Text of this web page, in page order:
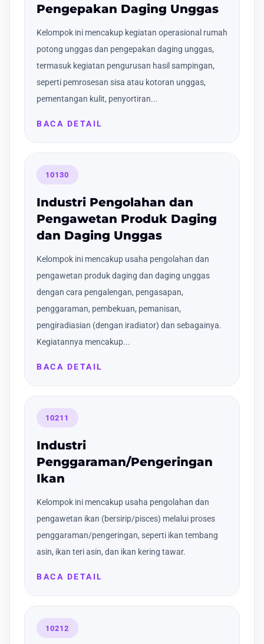
Pengepakan Daging Unggas
Kelompok ini mencakup kegiatan operasional rumah
potong unggas dan pengepakan daging unggas,
termasuk kegiatan pengurusan hasil sampingan,
seperti pemrosesan sisa atau kotoran unggas,
pementangan kulit, penyortiran...
BACA DETAIL
10130
Industri Pengolahan dan
Pengawetan Produk Daging
dan Daging Unggas
Kelompok ini mencakup usaha pengolahan dan
pengawetan produk daging dan daging unggas
dengan cara pengalengan, pengasapan,
penggaraman, pembekuan, pemanisan,
pengiradiasian (dengan iradiator) dan sebagainya.
Kegiatannya mencakup...
BACA DETAIL
10211
Industri
Penggaraman/Pengeringan
Ikan
Kelompok ini mencakup usaha pengolahan dan
pengawetan ikan (bersirip/pisces) melalui proses
penggaraman/pengeringan, seperti ikan tembang
asin, ikan teri asin, dan ikan kering tawar.
BACA DETAIL
10212